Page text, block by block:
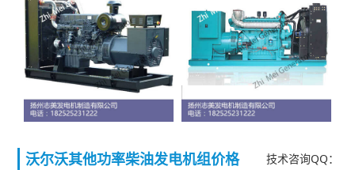
沃尔沃其他功率柴油发电机组价格 技术咨询QQ：